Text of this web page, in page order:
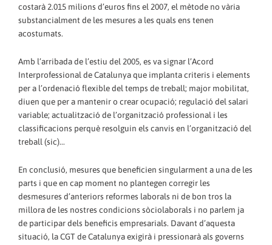
costarà 2.015 milions d’euros fins el 2007, el mètode no vària
substancialment de les mesures a les quals ens tenen
acostumats.
Amb l’arribada de l’estiu del 2005, es va signar l’Acord
Interprofessional de Catalunya que implanta criteris i elements
per a l’ordenació flexible del temps de treball; major mobilitat,
diuen que per a mantenir o crear ocupació; regulació del salari
variable; actualització de l’organització professional i les
classificacions perquè resolguin els canvis en l’organització del
treball (sic)...
En conclusió, mesures que beneficien singularment a una de les
parts i que en cap moment no plantegen corregir les
desmesures d’anteriors reformes laborals ni de bon tros la
millora de les nostres condicions sòciolaborals i no parlem ja
de participar dels beneficis empresarials. Davant d’aquesta
situació, la CGT de Catalunya exigirà i pressionarà als governs